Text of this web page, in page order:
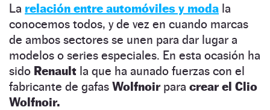
La relación entre automóviles y moda la
conocemos todos, y de vez en cuando marcas
de ambos sectores se unen para dar lugar a
modelos o series especiales. En esta ocasión ha
sido Renault la que ha aunado fuerzas con el
fabricante de gafas Wolfnoirpara crear el Clio
Wolfnoir.